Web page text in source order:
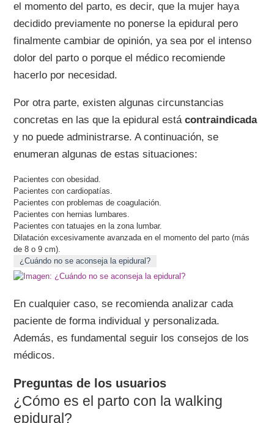
el momento del parto, es decir, que la mujer haya
decidido previamente no ponerse la epidural pero
finalmente cambiar de opinión, ya sea por el intenso
dolor del parto o porque el médico recomiende
hacerlo por necesidad.
Por otra parte, existen algunas circunstancias
concretas en las que la epidural estácontraindicada
y no puede administrarse. A continuación, se
enumeran algunas de estas situaciones:
Pacientes con obesidad.
Pacientes con cardiopatías.
Pacientes con problemas de coagulación.
Pacientes con hernias lumbares.
Pacientes con tatuajes en la zona lumbar.
Dilatación excesivamente avanzada en el momento del parto (más
de 8 o 9 cm).
¿Cuándo no se aconseja la epidural?
En cualquier caso, se recomienda analizar cada
paciente de forma individual y personalizada.
Además, es fundamental seguir los consejos de los
médicos.
Preguntas de los usuarios
¿Cómo es el parto con la walking
epidural?